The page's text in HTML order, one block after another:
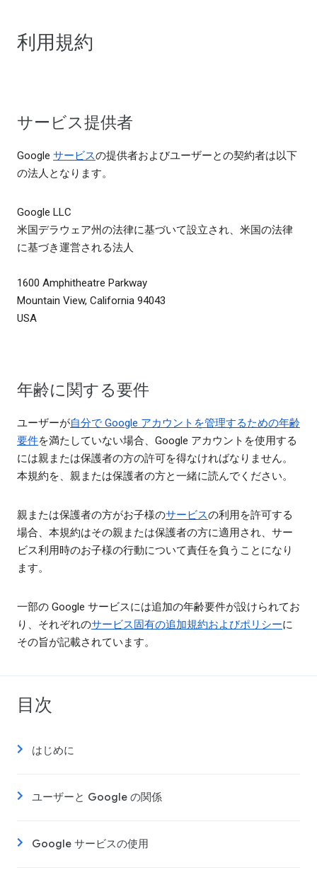
利用規約
サービス提供者
Google サービスの提供者およびユーザーとの契約者は以下
の法人となります。
Google LLC
米国デラウェア州の法律に基づいて設立され、米国の法律
に基づき運営される法人
1600 Amphitheatre Parkway
Mountain View, California 94043
USA
年齢に関する要件
ユーザーが自分で Google アカウントを管理するための年齢
要件を満たしていない場合、Google アカウントを使用する
には親または保護者の方の許可を得なければなりません。
本規約を、親または保護者の方と一緒に読んでください。
親または保護者の方がお子様のサービスの利用を許可する
場合、本規約はその親または保護者の方に適用され、サー
ビス利用時のお子様の行動について責任を負うことになり
ます。
一部の Google サービスには追加の年齢要件が設けられてお
り、それぞれのサービス固有の追加規約およびポリシーに
その旨が記載されています。
目次
はじめに
ユーザーと Google の関係
Google サービスの使用